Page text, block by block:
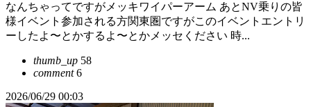
なんちゃってですがメッキワイパーアーム あとNV乗りの皆
様イベント参加される方関東圏ですがこのイベントエントリ
ーしたよ〜とかするよ〜とかメッセください 時...
thumb_up 58
comment6
2026/06/29 00:03